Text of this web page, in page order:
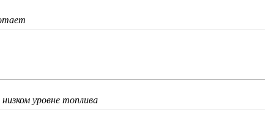
уровне топлива